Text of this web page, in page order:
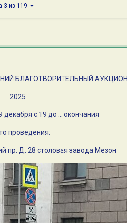
3 из 119
БЛАГОТВОРИТЕЛЬНЫЙ АУКЦИОН
2025
декабря с 19 до ... окончания
проведения:
пр. Д. 28 столовая завода Мезон